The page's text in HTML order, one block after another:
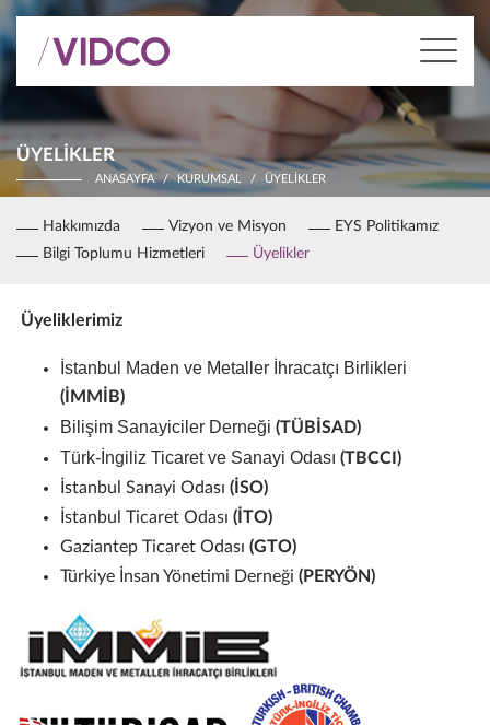
ÜYELIKLER
ANASAYFA KURUMSAL ÜYELIKLER
Hakkımızda Vizyon ve Misyon
EYS Politikamız
Bilgi Toplumu Hizmetleri
Üyelikler
Üyeliklerimiz
İstanbul Maden ve Metaller İhracatçı Birlikleri
(İMMİB)
Bilişim Sanayiciler Derneği (TÜBİSAD)
Türk-İngiliz Ticaret ve Sanayi Odası (TBCCI)
İstanbul Sanayi Odası (İSO)
İstanbul Ticaret Odası (İTO)
Gaziantep Ticaret Odası (GTO)
Türkiye İnsan Yönetimi Derneği (PERYÖN)